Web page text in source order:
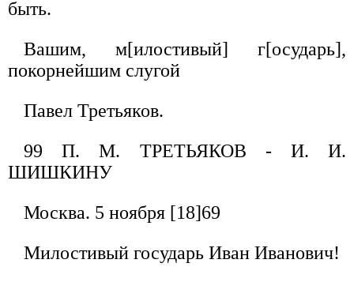
быть.
Вашим, м[илостивый] г[осударь],
покорнейшим слугой
Павел Третьяков.
99 П. М. ТРЕТЬЯКОВ - И. И.
ШИШКИНУ
Москва. 5 ноября [18]69
Милостивый государь Иван Иванович!